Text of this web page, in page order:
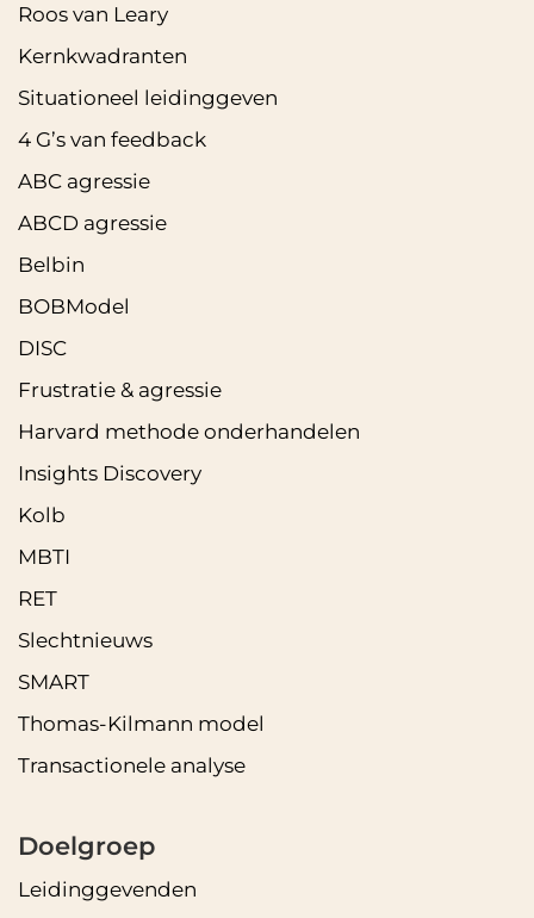
Roos van Leary
Kernkwadranten
Situationeel leidinggeven
4 G’s van feedback
ABC agressie
ABCD agressie
Belbin
BOBModel
DISC
Frustratie & agressie
Harvard methode onderhandelen
Insights Discovery
Kolb
MBTI
RET
Slechtnieuws
SMART
Thomas-Kilmann model
Transactionele analyse
Doelgroep
Leidinggevenden